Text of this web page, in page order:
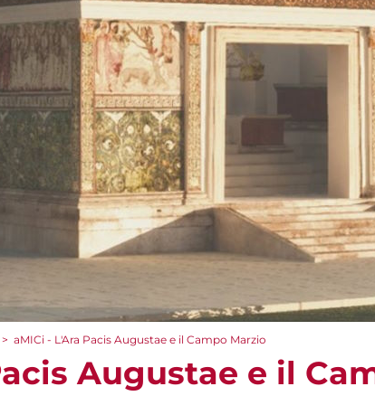
> aMICi - L'Ara Pacis Augustae e il Campo Marzio
Augustae e il